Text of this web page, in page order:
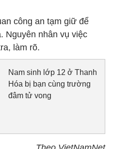
công an tạm giữ để
Nguyên nhân vụ việc
làm rõ.
Nam sinh lớp 12 ở Thanh
Hóa bị bạn cùng trường
đâm tử vong